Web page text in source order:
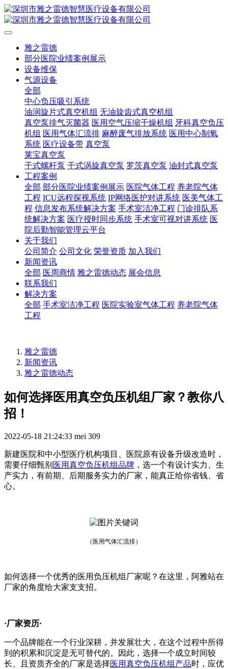
雅之雷德
部分医院业绩案例展示
设备维保
气源设备
全部
中心负压吸引系统
油润旋片式真空机组 无油旋齿式真空机组
真空泵排气灭菌器 医用空气压缩干燥机组 牙科真空负压
机组 医用气体汇流排 麻醉废气排放系统 医用中心制氧
系统 医疗设备带 真空泵
莱宝真空泵
干式螺杆泵 干式涡旋真空泵 罗茨真空泵 油封式真空泵
工程案例
全部 部分医院业绩案例展示 医院气体工程 养老院气体
工程 ICU远程探视系统 IP网络医护对讲系统 医美气体工
程 信息发布系统解决方案 手术室洁净工程 门诊排队系
统解决方案 医疗授时同步系统 手术室可视对讲系统 医
院后勤智能管理云平台
关于我们
公司简介 公司文化 荣誉资质 加入我们
新闻资讯
全部 医周商情 雅之雷德动态 展会信息
联系我们
解决方案
全部 手术室洁净工程 医院实验室气体工程 养老院气体
工程
雅之雷德
新闻资讯
雅之雷德动态
如何选择医用真空负压机组厂家？教你八
招！
2022-05-18 21:24:33 mei 309
新建医院和中小型医疗机构项目、医院原有设备升级改造时，
需要仔细甄别 医用真空负压机组品牌 ，选一个有设计实力、生
产实力，有前期、后期服务实力的厂家，能真正给你省钱、省
心。
（医用气体汇流排）
如何选择一个优秀的医用负压机组厂家呢？在这里，阿雅站在
厂家的角度给大家支支招。
·厂家资历·
一个品牌能在一个行业深耕，并发展壮大，在这个过程中所得
到的积累和沉淀是无可替代的。因此，选择一个成立时间较
长、且资质齐全的厂家是选择医用真空负压机组产品时，应优